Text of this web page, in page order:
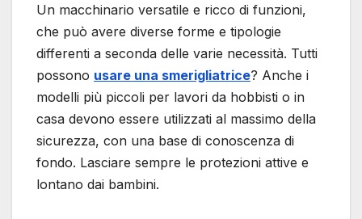
Un macchinario versatile e ricco di funzioni,
che può avere diverse forme e tipologie
differenti a seconda delle varie necessità. Tutti
possono usare una smerigliatrice? Anche i
modelli più piccoli per lavori da hobbisti o in
casa devono essere utilizzati al massimo della
sicurezza, con una base di conoscenza di
fondo. Lasciare sempre le protezioni attive e
lontano dai bambini.